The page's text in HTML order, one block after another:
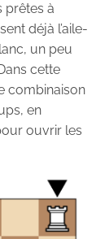
prêtes à
déjà l’aile-
un peu
cette
combinaison
en
ouvrir les